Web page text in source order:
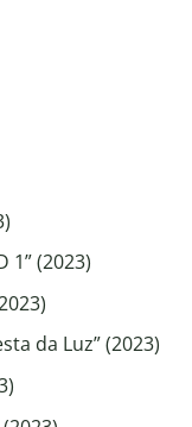
1” (2023)
da Luz” (2023)